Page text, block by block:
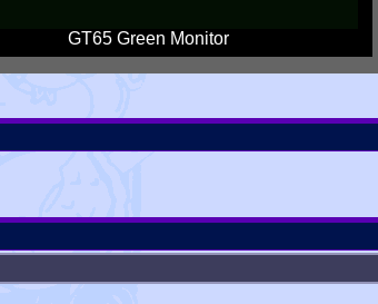
GT65 Green Monitor